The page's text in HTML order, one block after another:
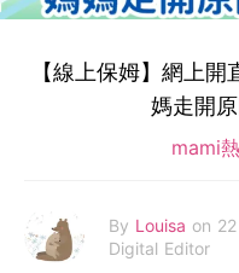
【線上保姆】網上
媽走開
mami
By Louisa on
Digital Editor